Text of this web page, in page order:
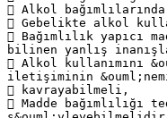
 Alkol
 Gebelikte alkol
 Bağımlılık yapıcı
bilinen yanlış
 Alkol kullanımını
iletişiminin
 kavrayabilmeli,
 Madde bağımlılığı